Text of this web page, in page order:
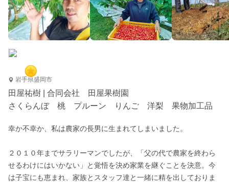
岩手県盛岡市
田屋祐樹 | 合同会社 田屋果樹園
さくらんぼ 桃 プルーン りんご 洋梨 果物加工品
幸か不幸か、私は農家の長男に生まれてしまいました。
２０１０年までサラリーマンでしたが、「父の代で農家を終わら
せるわけにはいかない」と覚悟を決め家業を継ぐことを決意。今
は子宝にも恵まれ、家族とスタッフ達と一緒に精を出しておりま